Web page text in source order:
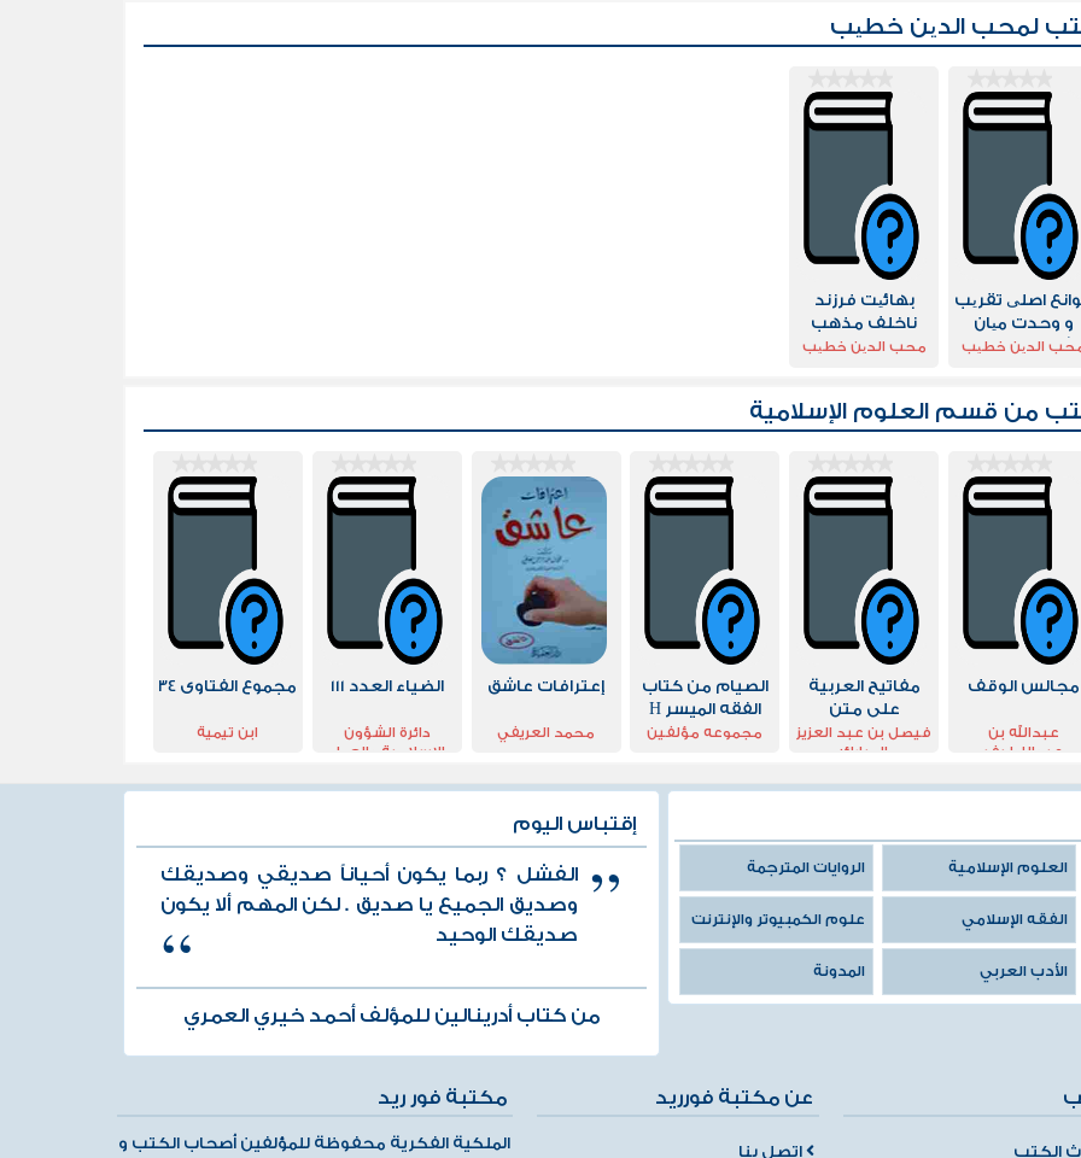
لمحب الدین خطیب
اصلی تقریب
و وحدت میان
شیعیان و اهل
الدین خطیب
بهائیت فرزند
ناخلف مذهب
رفض
محب الدین خطیب
من قسم العلوم الإسلامية
مجالس الوقف
عبدالله بن
عبداللطيف
مفاتيح العربية
على متن
الآجرومية
فيصل بن عبد العزيز
المبارك
الصيام من كتاب
الفقه الميسر Η
νηστεία από το
مجموعه مؤلفين
إعترافات عاشق
محمد العريفي
الضياء العدد 111
دائرة الشؤون
الاسلامية والعمل
مجموع الفتاوى 34
ابن تيمية
العلوم الإسلامية الروايات المترجمة
الفقه الإسلامي علوم الكمبيوتر والإنترنت
الأدب العربي المدونة
إقتباس اليوم
الفشل ؟ ربما يكون أحياناً صديقي وصديقك
وصديق الجميع يا صديق . لكن المهم ألا يكون
صديقك الوحيد
من كتاب أدرينالين للمؤلف أحمد خيري العمري
مكتبة فور ريد
الملكية الفكرية محفوظة للمؤلفين أصحاب الكتب و
عن مكتبة فورريد
اتصل بنا الكتب